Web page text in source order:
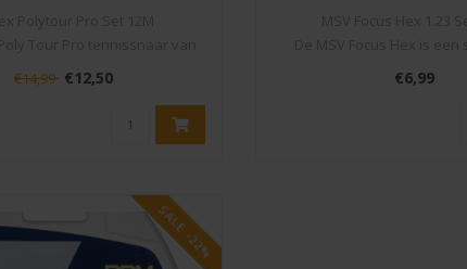
Yonex is éé..
€14,99 €12,50
Polyester tenniss..
€6,99
SALE -22%